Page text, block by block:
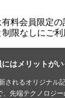
料会員限定の
限なしにご利
はメリットがい
されるオリジナル
、先端テクノロジ